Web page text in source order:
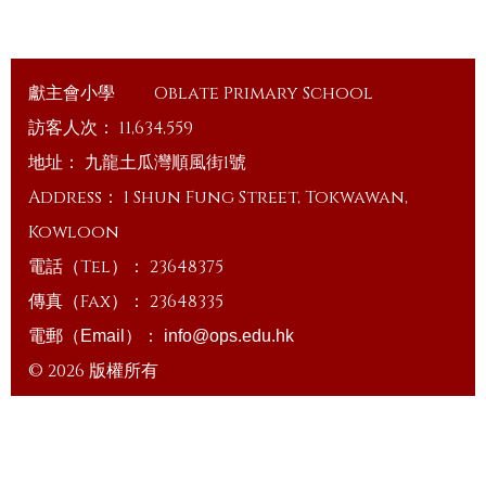
獻主會小學
Oblate Primary School
訪客人次： 11,634,559
地址： 九龍土瓜灣順風街1號
Address： 1 Shun Fung Street, Tokwawan,
Kowloon
電話（Tel）： 23648375
傳真（Fax）： 23648335
電郵（Email）： info@ops.edu.hk
© 2026 版權所有